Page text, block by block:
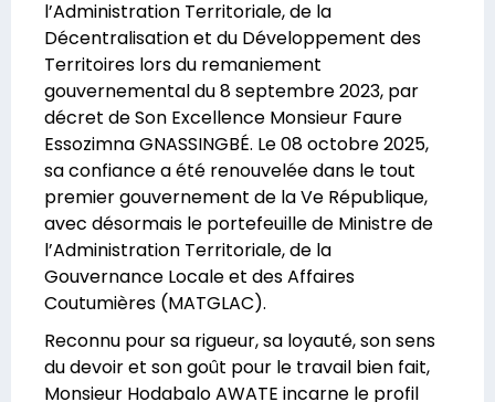
l’Administration Territoriale, de la
Décentralisation et du Développement des
Territoires lors du remaniement
gouvernemental du 8 septembre 2023, par
décret de Son Excellence Monsieur Faure
Essozimna GNASSINGBÉ. Le 08 octobre 2025,
sa confiance a été renouvelée dans le tout
premier gouvernement de la Ve République,
avec désormais le portefeuille de Ministre de
l’Administration Territoriale, de la
Gouvernance Locale et des Affaires
Coutumières (MATGLAC).
Reconnu pour sa rigueur, sa loyauté, son sens
du devoir et son goût pour le travail bien fait,
Monsieur Hodabalo AWATE incarne le profil